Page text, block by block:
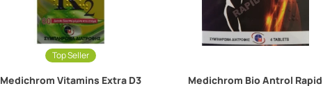
Top Seller
Medichrom Vitamins Extra D3
Medichrom Bio Antrol Rapid